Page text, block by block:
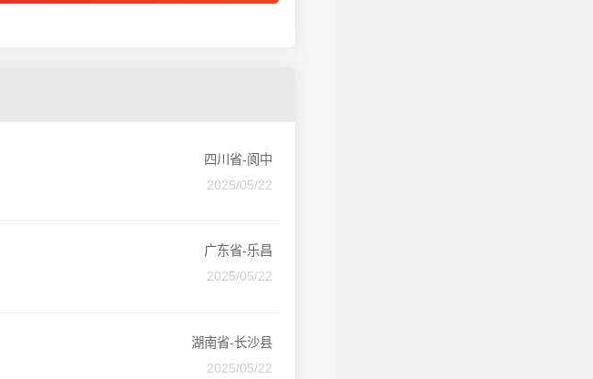
四川省-阆中
2025/05/22
广东省-乐昌
2025/05/22
湖南省-长沙县
2025/05/22